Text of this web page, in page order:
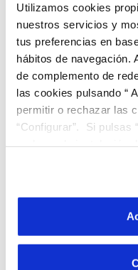
Utilizamos cookies
nuestros servicios y
tus preferencias en
hábitos de navegación.
de complemento de
las cookies pulsando “
permitir o rechazar las
“Configurar”. Si pulsas
funcione y que por
consultar más
Enfriamiento
del agua en Feralco
Feralco Iberia, involucrada
productos y su
recientemente un sistema
producción de su planta de
específicamente para enfriar
enfriamiento del producto